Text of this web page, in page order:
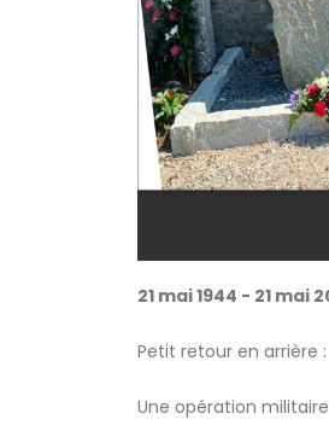
21 mai 1944 - 21 mai
Petit retour en arrière :
Une opération